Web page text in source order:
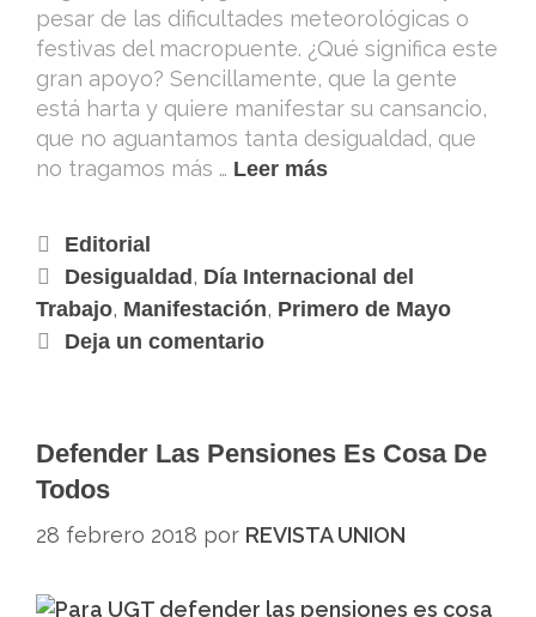
pesar de las dificultades meteorológicas o
festivas del macropuente. ¿Qué significa este
gran apoyo? Sencillamente, que la gente
está harta y quiere manifestar su cansancio,
que no aguantamos tanta desigualdad, que
no tragamos más … Leer más
Editorial
Desigualdad , Día Internacional del
Trabajo, Manifestación, Primero de Mayo
Deja un comentario
Defender Las Pensiones Es Cosa De
Todos
28 febrero 2018 por REVISTA UNION